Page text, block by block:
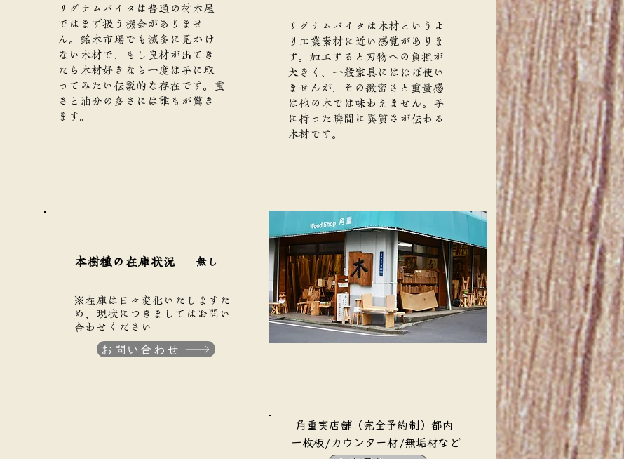
リグナムバイタは普通の材木屋
ではまず扱う機会がありませ
ん。銘木市場でも滅多に見かけ
ない木材で、もし良材が出てき
たら木材好きなら一度は手に取
ってみたい伝説的な存在です。重
さと油分の多さには誰もが驚き
ます。
リグナムバイタは木材というよ
り工業素材に近い感覚がありま
す。加工すると刃物への負担が
大きく、一般家具にはほぼ使い
ませんが、その緻密さと重量感
は他の木では味わえません。手
に持った瞬間に異質さが伝わる
木材です。
本樹種の在庫状況 無し
※在庫は日々変化いたしますた
め、現状につきましてはお問い
合わせください
お問い合わせ
​角重実店舗（完全予約制）都内
​一枚板/カウンター材/無垢材など